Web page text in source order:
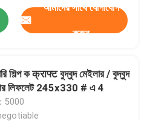
আমাদের সাথে যোগাযোগ
করুন
শিল্প ক क्राफ्ट বুদ্বুদ মেইলার / বুদ্বুদ
লিফলেট 245x330 # এ 4
5000